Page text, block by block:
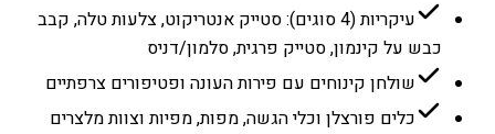
עיקריות (4 סוגים): סטייק אנטריקוט, צלעות טלה, קבב
כבש על קינמון, סטייק פרגית, סלמון/דניס
שולחן קינוחים עם פירות העונה ופטיפורים צרפתיים
כלים פורצלן וכלי הגשה, מפות, מפיות וצוות מלצרים